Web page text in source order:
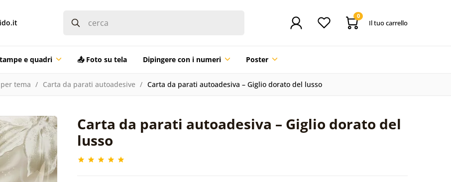
0
Il tuo carrello
e quadri 📤 Foto su tela Dipingere con i numeri Poster
tema Carta da parati autoadesive Carta da parati autoadesiva – Giglio dorato del lusso
Carta da parati autoadesiva – Giglio dorato del
lusso